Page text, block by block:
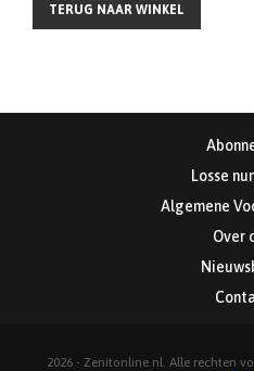
TERUG NAAR WINKEL
Losse
Algemene
Over
2026 - Zenitonline.nl. Alle rechten